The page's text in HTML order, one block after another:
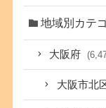
地域別カテ
大阪府
大阪市北